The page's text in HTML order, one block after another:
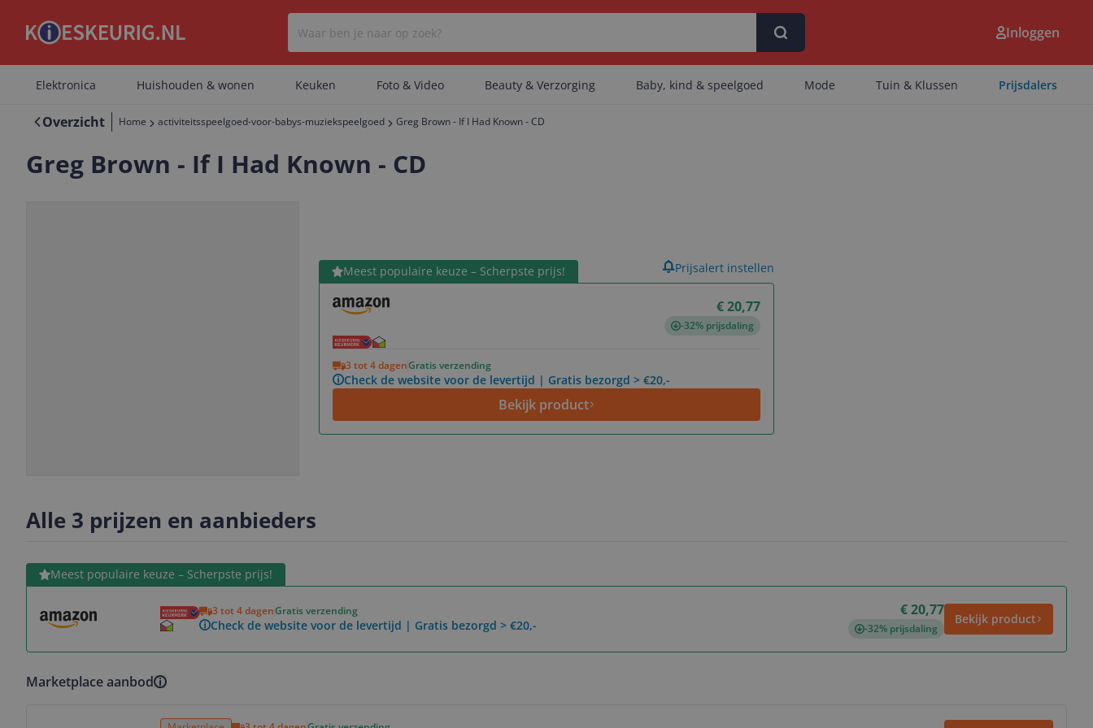
Er zijn geen artikelen gevonden.
Inloggen
Elektronica Huishouden & wonen Keuken Foto & Video Beauty & Verzorging Baby, kind & speelgoed Mode Tuin & Klussen Prijsdalers
Overzicht Home activiteitsspeelgoed-voor-babys-muziekspeelgoed Greg Brown - If I Had Known - CD
Greg Brown - If I Had Known - CD
Meest populaire keuze – Scherpste prijs!
€ 20,77
-32% prijsdaling
3 tot 4 dagenGratis verzending
Check de website voor de levertijd | Gratis bezorgd > €20,-
Bekijk product
Bekijk product Prijsalert instellen
Alle 3 prijzen en aanbieders
Meest populaire keuze – Scherpste prijs!
3 tot 4 dagenGratis verzending
Check de website voor de levertijd | Gratis bezorgd > €20,-
€ 20,77
-32% prijsdaling
Bekijk product
Bekijk product
Marketplace aanbod